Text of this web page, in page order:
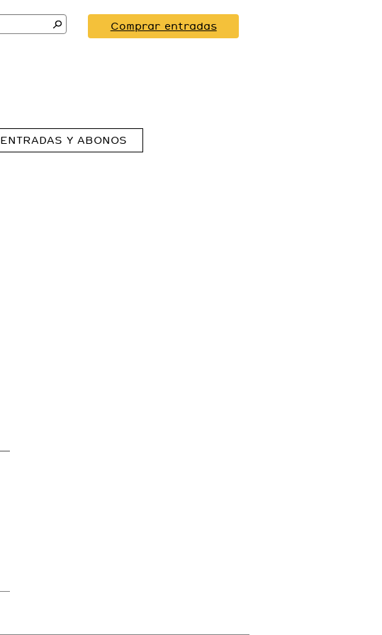
Comprar entradas
ENTRADAS Y ABONOS